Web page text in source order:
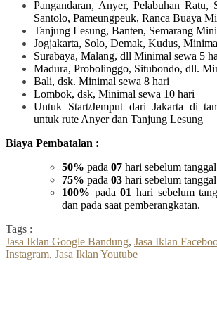
Pangandaran, Anyer, Pelabuhan Ratu,
Santolo, Pameungpeuk, Ranca Buaya
Tanjung Lesung, Banten, Semarang
Jogjakarta, Solo, Demak, Kudus,
Surabaya, Malang, dll Minimal sewa 5
Madura, Probolinggo, Situbondo, dll.
Bali, dsk. Minimal sewa 8 hari
Lombok, dsk, Minimal sewa 10 hari
Untuk Start/Jemput dari Jakarta di
untuk rute Anyer dan Tanjung Lesung
Biaya Pembatalan :
50% pada 07 hari sebelum
75% pada 03 hari sebelum
100% pada01 hari sebelum
dan pada saat pemberangkatan.
Tags :
Jasa Iklan Google Bandung, Jasa Iklan
Instagram, Jasa Iklan Youtube